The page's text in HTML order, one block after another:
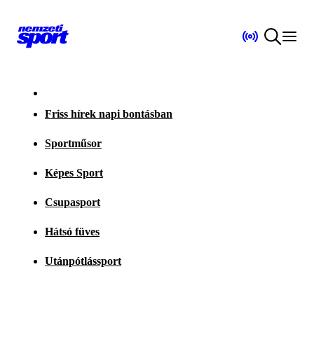
Friss hírek napi bontásban
Sportműsor
Képes Sport
Csupasport
Hátsó füves
Utánpótlássport